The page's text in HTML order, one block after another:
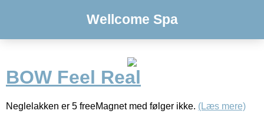
Wellcome Spa
BOW Feel Real
Neglelakken er 5 freeMagnet med følger ikke. (Læs mere)